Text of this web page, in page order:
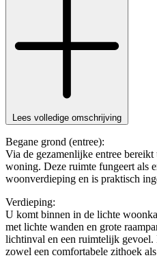
Lees volledige omschrijving
Begane grond (entree):
Via de gezamenlijke entree
woning. Deze ruimte fungeert als
woonverdieping en is praktisch
Verdieping:
U komt binnen in de lichte
met lichte wanden en grote
lichtinval en een ruimtelijk gevoel.
zowel een comfortabele zithoek